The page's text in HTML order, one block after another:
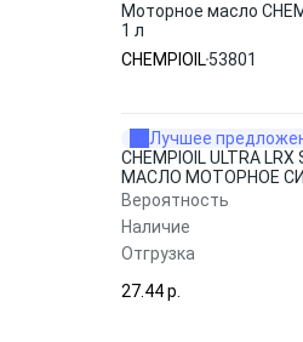
Моторное масло
1 л
CHEMPIOIL53801
Лучшее
CHEMPIOIL ULTRA
МАСЛО МОТОРНОЕ
Вероятность
Наличие
Отгрузка
27.44 p.